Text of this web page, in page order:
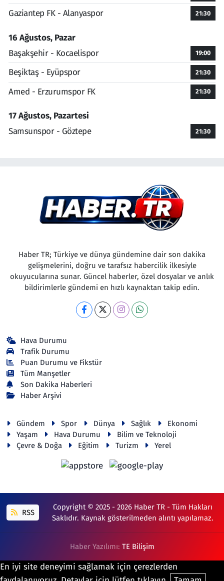
Gaziantep FK - Alanyaspor 21:30
16 Ağustos, Pazar
Başakşehir - Kocaelispor
19:00
Beşiktaş - Eyüpspor 21:30
Amed - Erzurumspor FK 21:30
17 Ağustos, Pazartesi
Samsunspor - Göztepe
21:30
Haber TR; Türkiye ve dünya gündemine dair son dakika
gelişmelerini, doğru ve tarafsız habercilik ilkesiyle
okuyucularına sunar. Güncel haberler, özel dosyalar ve anlık
bildirimlerle gündemi en hızlı kaynaktan takip edin.
Hava Durumu
Trafik Durumu
Puan Durumu ve Fikstür
Tüm Manşetler
Son Dakika Haberleri
Haber Arşivi
Gündem Spor Dünya Sağlık
Ekonomi
Yaşam
Hava Durumu
Bilim ve Teknoloji
Çevre & Doğa
Eğitim Turizm Yerel
RSS
Copyright © 2025 - 2026 Haber TR - Tüm Hakları
Saklıdır. Kaynak gösterilmeden alıntı yapılamaz.
Haber Yazılımı: TE Bilişim
En iyi site deneyimi sağlamak için çerezlerden